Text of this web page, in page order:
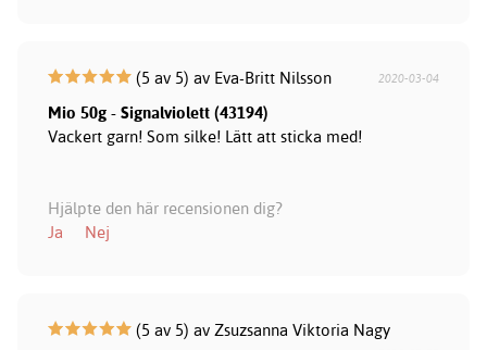
(5 av 5) av Eva-Britt Nilsson 2020-03-04
Mio 50g - Signalviolett (43194)
Vackert garn! Som silke! Lätt att sticka med!
Hjälpte den här recensionen dig?
Ja
Nej
(5 av 5) av Zsuzsanna Viktoria Nagy